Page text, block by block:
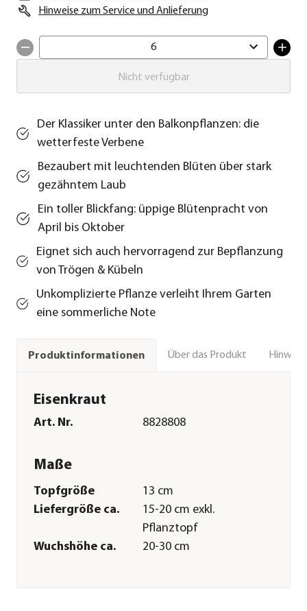
Hinweise zum Service und Anlieferung
6
Nicht verfügbar
Der Klassiker unter den Balkonpflanzen: die
wetterfeste Verbene
Bezaubert mit leuchtenden Blüten über stark
gezähntem Laub
Ein toller Blickfang: üppige Blütenpracht von
April bis Oktober
Eignet sich auch hervorragend zur Bepflanzung
von Trögen & Kübeln
Unkomplizierte Pflanze verleiht Ihrem Garten
eine sommerliche Note
Produktinformationen Über das Produkt
Eisenkraut
Art. Nr. 8828808
Maße
Topfgröße
13 cm
Liefergröße ca.
15-20 cm exkl.
Pflanztopf
Wuchshöhe ca.
20-30 cm